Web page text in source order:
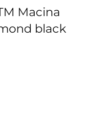
Macina
black